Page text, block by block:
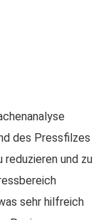
des Pressfilzes
reduzieren und zu
sehr hilfreich